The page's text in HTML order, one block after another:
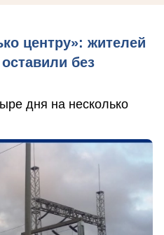
центру»: жителей
без
дня на несколько